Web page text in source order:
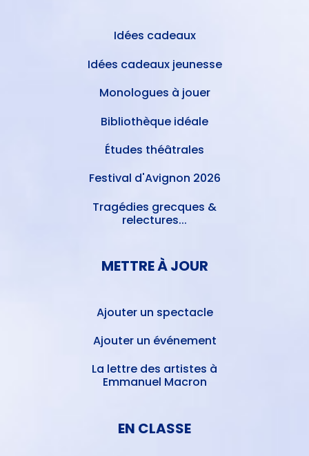
Idées cadeaux
Idées cadeaux jeunesse
Monologues à jouer
Bibliothèque idéale
Études théâtrales
Festival d'Avignon 2026
Tragédies grecques &
relectures...
METTRE À JOUR
Ajouter un spectacle
Ajouter un événement
La lettre des artistes à
Emmanuel Macron
EN CLASSE